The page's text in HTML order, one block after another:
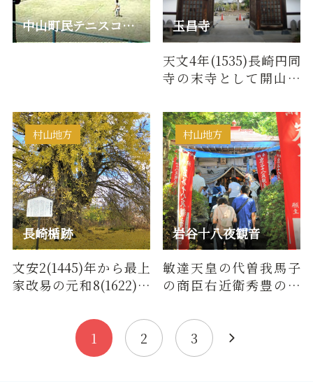
中山町民テニスコート 玉昌寺
天文4年(1535)長崎円同
寺の末寺として開山。
昌寺前で町指定有形文
化財の…
長崎楯跡
村山地方
文安2(1445)年から最上
家改易の元和8(1622)年
崎楯跡の本丸跡に、樹
岩谷十八夜観音
村山地方
敏達天皇の代曽我馬子
の商臣右近衛秀豊の開
(840)慈覚大師が再興し
たと伝え…
1 2 3